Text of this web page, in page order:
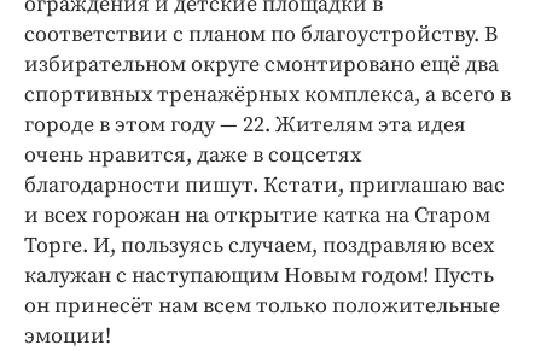
соответствии с планом по благоустройству. В
избирательном округе смонтировано ещё два
спортивных тренажёрных комплекса, а всего в
городе в этом году — 22. Жителям эта идея
очень нравится, даже в соцсетях
благодарности пишут. Кстати, приглашаю вас
и всех горожан на открытие катка на Старом
Торге. И, пользуясь случаем, поздравляю всех
калужан с наступающим Новым годом! Пусть
он принесёт нам всем только положительные
эмоции!